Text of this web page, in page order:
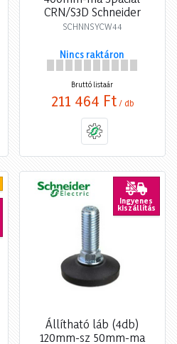
CRN/S3D Schneider
SCHNNSYCW44
Nincs raktáron
Bruttó listaár
211 464 Ft / db
Ingyenes
kiszállítás
Állítható láb (4db)
120mm-sz 50mm-ma